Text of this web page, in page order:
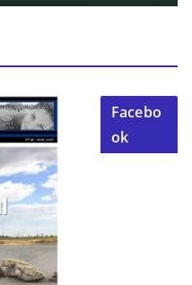
Facebo
ok